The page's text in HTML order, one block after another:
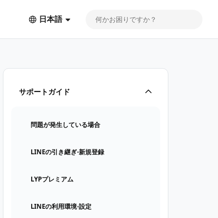
日本語
サポートガイド
問題が発生している場合
LINEの引き継ぎ⋅新規登録
LYPプレミアム
LINEの利用環境⋅設定